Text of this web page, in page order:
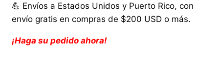
💪 Envíos a Estados Unidos y Puerto Rico, con
envío gratis en compras de $200 USD o más.
¡Haga su pedido ahora!